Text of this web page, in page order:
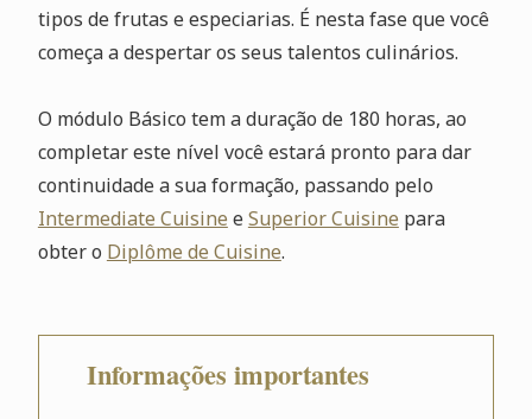
tipos de frutas e especiarias. É nesta fase que você
começa a despertar os seus talentos culinários.
O módulo Básico tem a duração de 180 horas, ao
completar este nível você estará pronto para dar
continuidade a sua formação, passando pelo
Intermediate Cuisine eSuperior Cuisine para
obter o Diplôme de Cuisine.
Informações importantes